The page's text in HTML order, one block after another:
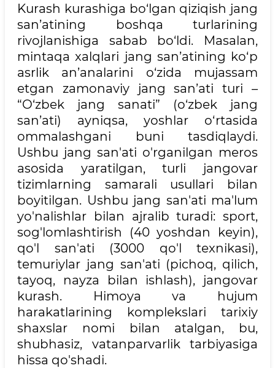
Kurash kurashiga bo‘lgan qiziqish jang
san’atining boshqa turlarining
rivojlanishiga sabab bo‘ldi. Masalan,
mintaqa xalqlari jang san’atining ko‘p
asrlik an’analarini o‘zida mujassam
etgan zamonaviy jang san’ati turi –
“O‘zbek jang sanati” (o‘zbek jang
san’ati) ayniqsa, yoshlar o‘rtasida
ommalashgani buni tasdiqlaydi.
Ushbu jang san'ati o'rganilgan meros
asosida yaratilgan, turli jangovar
tizimlarning samarali usullari bilan
boyitilgan. Ushbu jang san'ati ma'lum
yo'nalishlar bilan ajralib turadi: sport,
sog'lomlashtirish (40 yoshdan keyin),
qo'l san'ati (3000 qo'l texnikasi),
temuriylar jang san'ati (pichoq, qilich,
tayoq, nayza bilan ishlash), jangovar
kurash. Himoya va hujum
harakatlarining komplekslari tarixiy
shaxslar nomi bilan atalgan, bu,
shubhasiz, vatanparvarlik tarbiyasiga
hissa qo'shadi.